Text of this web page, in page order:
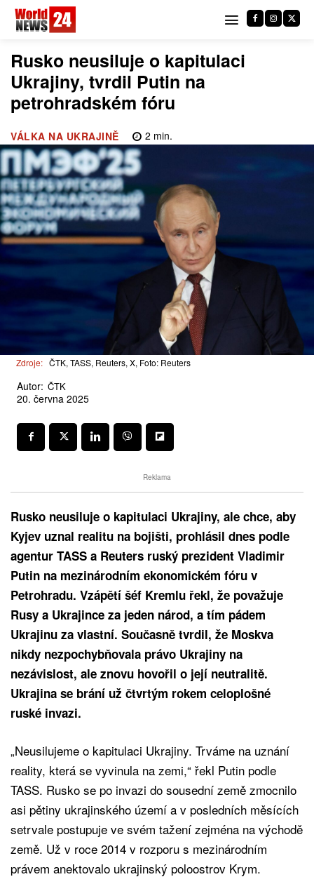
Rusko neusiluje o kapitulaci
Ukrajiny, tvrdil Putin na
petrohradském fóru
VÁLKA NA UKRAJINĚ 2 min.
Zdroje: ČTK, TASS, Reuters, X, Foto: Reuters
Autor: ČTK
20. června 2025
Reklama
Rusko neusiluje o kapitulaci Ukrajiny, ale chce, aby
Kyjev uznal realitu na bojišti, prohlásil dnes podle
agentur TASS a Reuters ruský prezident Vladimir
Putin na mezinárodním ekonomickém fóru v
Petrohradu. Vzápětí šéf Kremlu řekl, že považuje
Rusy a Ukrajince za jeden národ, a tím pádem
Ukrajinu za vlastní. Současně tvrdil, že Moskva
nikdy nezpochybňovala právo Ukrajiny na
nezávislost, ale znovu hovořil o její neutralitě.
Ukrajina se brání už čtvrtým rokem celoplošné
ruské invazi.
„Neusilujeme o kapitulaci Ukrajiny. Trváme na uznání
reality, která se vyvinula na zemi,“ řekl Putin podle
TASS. Rusko se po invazi do sousední země zmocnilo
asi pětiny ukrajinského území a v posledních měsících
setrvale postupuje ve svém tažení zejména na východě
země. Už v roce 2014 v rozporu s mezinárodním
právem anektovalo ukrajinský poloostrov Krym.